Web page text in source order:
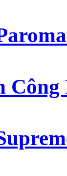
Công